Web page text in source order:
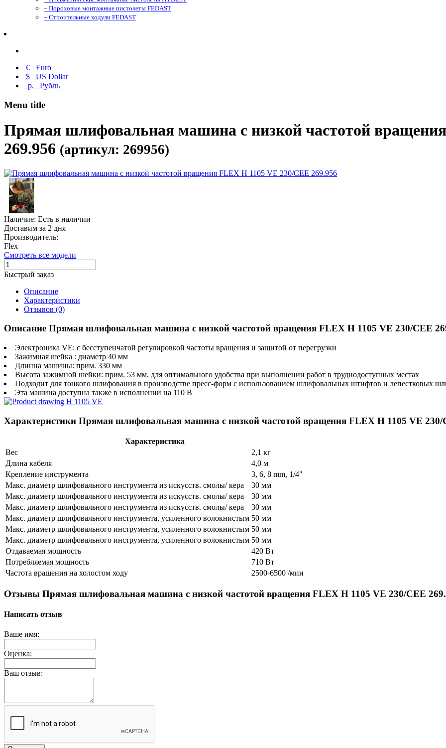
– Пороховые монтажные пистолеты FEDAST
– Строительные ходули FEDAST
€ Euro
$ US Dollar
р. Рубль
Menu title
Прямая шлифовальная машина с низкой частотой
269.956 (артикул: 269956)
Наличие: Есть в наличии
Доставим за 2 дня
Производитель:
Flex
Смотреть все модели
Быстрый заказ
Описание
Характеристики
Отзывов (0)
Описание Прямая шлифовальная машина с низкой частотой вращения FLEX H 1105 VE 230/CEE
Электроника VE: с бесступенчатой регулировкой частоты вращения и защитой от перегрузки
Зажимная шейка : диаметр 40 мм
Длинна машины: прим. 330 мм
Высота зажимной шейки: прим. 53 мм, для оптимального удобства при выполнении работ в труднодоступных местах
Подходит для тонкого шлифования в производстве пресс-форм с использованием шлифовальных штифтов и лепестковых
Эта машина доступна также в исполнении на 110 В
Характеристики Прямая шлифовальная машина с низкой частотой вращения FLEX H 1105 VE 230/
Характеристика
Вес
2,1 кг
Длина кабеля
4,0 м
Крепление инструмента
3, 6, 8 mm, 1/4"
Макс. диаметр шлифовального инструмента из искусств. смолы/ кера
30 мм
Макс. диаметр шлифовального инструмента из искусств. смолы/ кера
30 мм
Макс. диаметр шлифовального инструмента из искусств. смолы/ кера
30 мм
Макс. диаметр шлифовального инструмента, усиленного волокнистым 50 мм
Макс. диаметр шлифовального инструмента, усиленного волокнистым 50 мм
Макс. диаметр шлифовального инструмента, усиленного волокнистым 50 мм
Отдаваемая мощность
420 Вт
Потребляемая мощность
710 Вт
Частота вращения на холостом ходу
2500-6500 /мин
Отзывы Прямая шлифовальная машина с низкой частотой вращения FLEX H 1105 VE 230/CEE
Написать отзыв
Ваше имя:
Оценка:
Ваш отзыв: